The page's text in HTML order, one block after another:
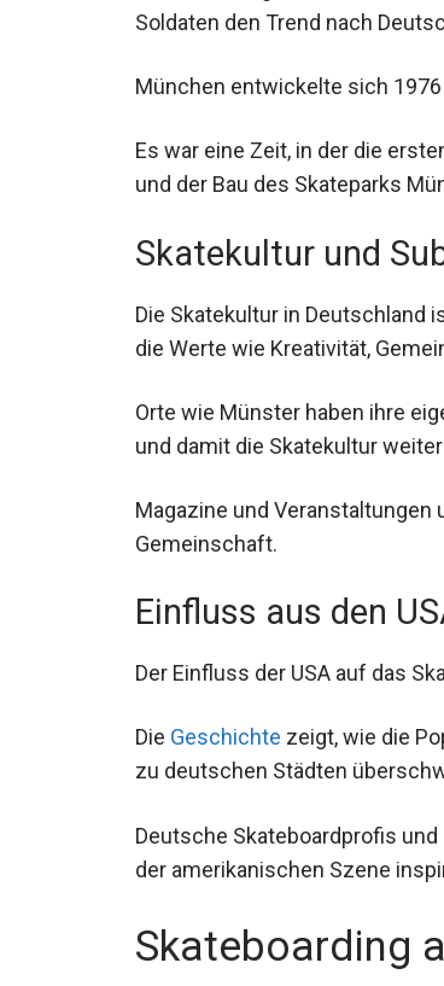
amerikanische Soldaten den
München entwickelte sich
Es war eine Zeit, in der die
erschienen und der Bau des
Skatekultur und
Die Skatekultur in Deutschland
Subkultur, die Werte wie
Orte wie Münster haben ihre
und damit die Skatekultur
Magazine und
Gemeinschaft.
Einfluss aus den
Der Einfluss der USA auf das
Die Geschichte zeigt, wie die
Stränden zu deutschen Städten
Deutsche Skateboardprofis
der amerikanischen Szene
Skateboarding